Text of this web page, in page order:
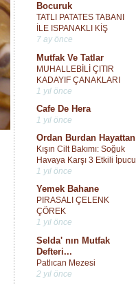
Bocuruk
TATLI PATATES TABANI
İLE ISPANAKLI KİŞ
7 ay önce
Mutfak Ve Tatlar
MUHALLEBİLİ ÇITIR
KADAYIF ÇANAKLARI
1 yıl önce
Cafe De Hera
1 yıl önce
Ordan Burdan Hayattan
Kışın Cilt Bakımı: Soğuk
Havaya Karşı 3 Etkili İpucu
1 yıl önce
Yemek Bahane
PIRASALI ÇELENK
ÇÖREK
1 yıl önce
Selda' nın Mutfak
Defteri...
Patlıcan Mezesi
2 yıl önce